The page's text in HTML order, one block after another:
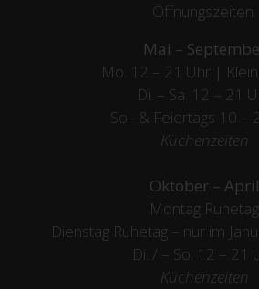
Öffnungszeiten:
Mai –
Mo. 12 – 21 Uhr |
Di. – Sa. 12 – 21
So.- & Feiertags 10 –
Küchenzeiten
Oktober – April
Montag Ruhetag
Dienstag Ruhetag – nur im
Di. / – So. 12 – 21
Küchenzeiten